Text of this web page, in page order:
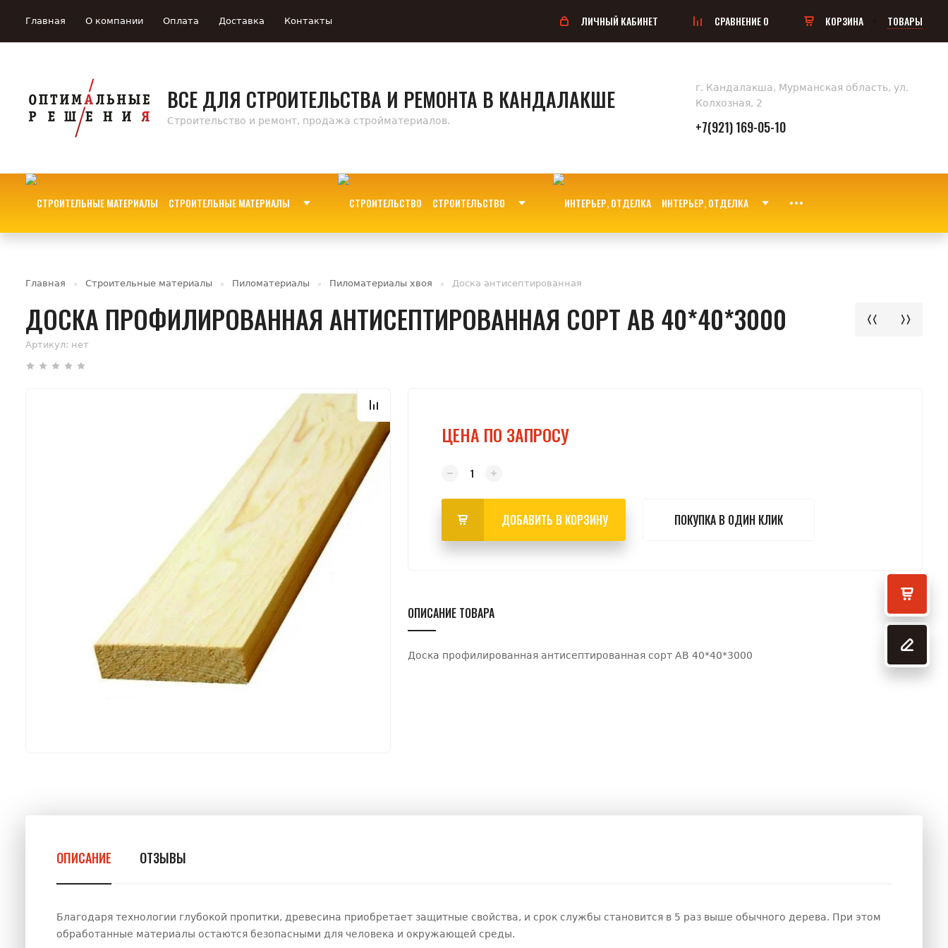
Главная О компании Оплата Доставка Контакты ЛИЧНЫЙ КАБИНЕТ СРАВНЕНИЕ0 КОРЗИНА ТОВАРЫ
ВСЕ ДЛЯ СТРОИТЕЛЬСТВА И РЕМОНТА В КАНДАЛАКШЕ
Строительство и ремонт, продажа стройматериалов.
г. Кандалакша, Мурманская область, ул.
Колхозная, 2
+7(921) 169-05-10
СТРОИТЕЛЬНЫЕ МАТЕРИАЛЫ СТРОИТЕЛЬСТВО ИНТЕРЬЕР, ОТДЕЛКА
Главная Строительные материалы Пиломатериалы Пиломатериалы хвоя Доска антисептированная
ДОСКА ПРОФИЛИРОВАННАЯ АНТИСЕПТИРОВАННАЯ СОРТ АВ 40*40*3000
Артикул: нет
ЦЕНА ПО ЗАПРОСУ
ДОБАВИТЬ В КОРЗИНУ ПОКУПКА В ОДИН КЛИК
ОПИСАНИЕ ТОВАРА
Доска профилированная антисептированная сорт АВ 40*40*3000
ОПИСАНИЕ ОТЗЫВЫ
Благодаря технологии глубокой пропитки, древесина приобретает защитные свойства, и срок службы становится в 5 раз выше обычного дерева. При этом
обработанные материалы остаются безопасными для человека и окружающей среды.